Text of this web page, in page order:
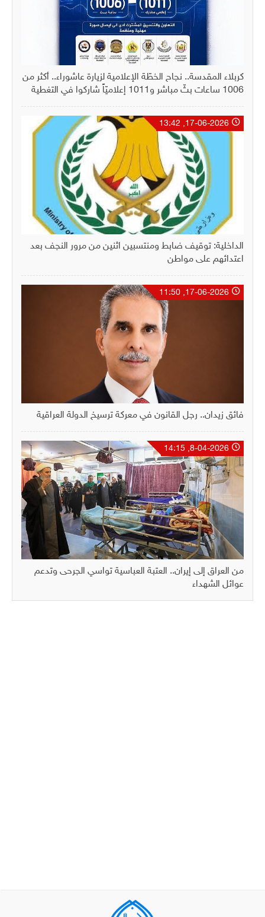
كربلاء المقدسة.. نجاح الخطّة الإعلامية لزيارة عاشوراء.. أكثر من
1006 ساعات بثّ مباشر و1011 إعلاميّاً شاركوا في التغطية
الداخلية: توقيف ضابط ومنتسبين اثنين من مرور النجف بعد
اعتدائهم على مواطن
فائق زيدان.. رجل القانون في معركة ترسيخ الدولة العراقية
من العراق إلى إيران.. العتبة العباسية تواسي الجرحى وتدعم
عوائل الشهداء